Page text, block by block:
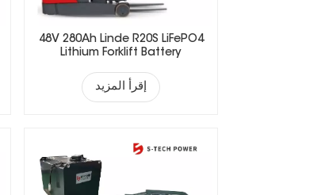
48V 280Ah Linde R20S LiFePO4
Lithium Forklift Battery
إقرأ المزيد